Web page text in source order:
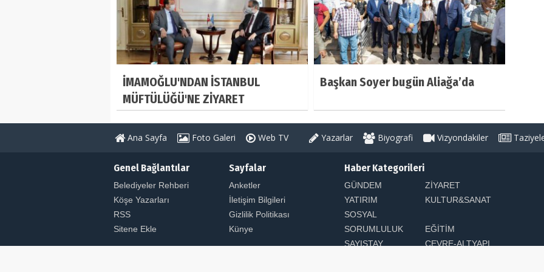
İMAMOĞLU'NDAN İSTANBUL
MÜFTÜLÜĞÜ'NE ZİYARET
Başkan Soyer bugün Aliağa’da
Ana Sayfa Foto Galeri Web TV Yazarlar Biyografi Vizyondakiler
Genel Bağlantılar
Belediyeler Rehberi
Köşe Yazarları
RSS
Sitene Ekle
Sayfalar
Anketler
İletişim Bilgileri
Gizlilik Politikası
Künye
Haber Kategorileri
GÜNDEM
ZİYARET
YATIRIM
KULTUR&SANAT
SOSYAL
SORUMLULUK
EĞİTİM
SAYIŞTAY
ÇEVRE-ALTYAPI